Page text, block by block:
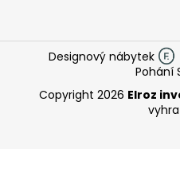
Designový nábytek
Pohání
Copyright 2026 Elroz